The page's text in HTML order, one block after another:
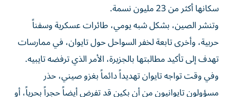
سكانها أكثر من 23 مليون نسمة.
وتنشر الصين، بشكل شبه يومي، طائرات عسكرية وسفناً
حربية، وأخرى تابعة لخفر السواحل حول تايوان، في ممارسات
تهدف إلى تأكيد مطالبتها بالجزيرة، الأمر الذي ترفضه تايبيه.
وفي وقت تواجه تايوان تهديداً دائماً بغزو صيني، حذر
مسؤولون تايوانيون من أن بكين قد تفرض أيضاً حجراً بحرياً، أو